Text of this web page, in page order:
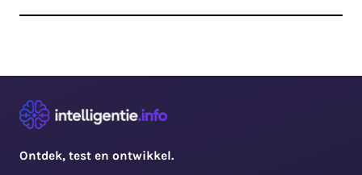
Ontdek, test en ontwikkel.